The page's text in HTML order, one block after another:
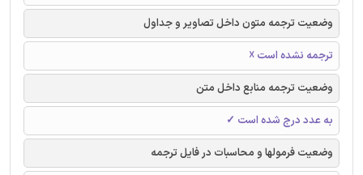
وضعیت ترجمه متون داخل تصاویر و جداول
ترجمه نشده است ☓
وضعیت ترجمه منابع داخل متن
به عدد درج شده است ✓
وضعیت فرمولها و محاسبات در فایل ترجمه